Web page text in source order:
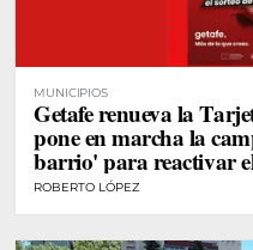
MUNICIPIOS
Getafe renueva la
pone en marcha la
barrio' para reactivar
ROBERTO LÓPEZ